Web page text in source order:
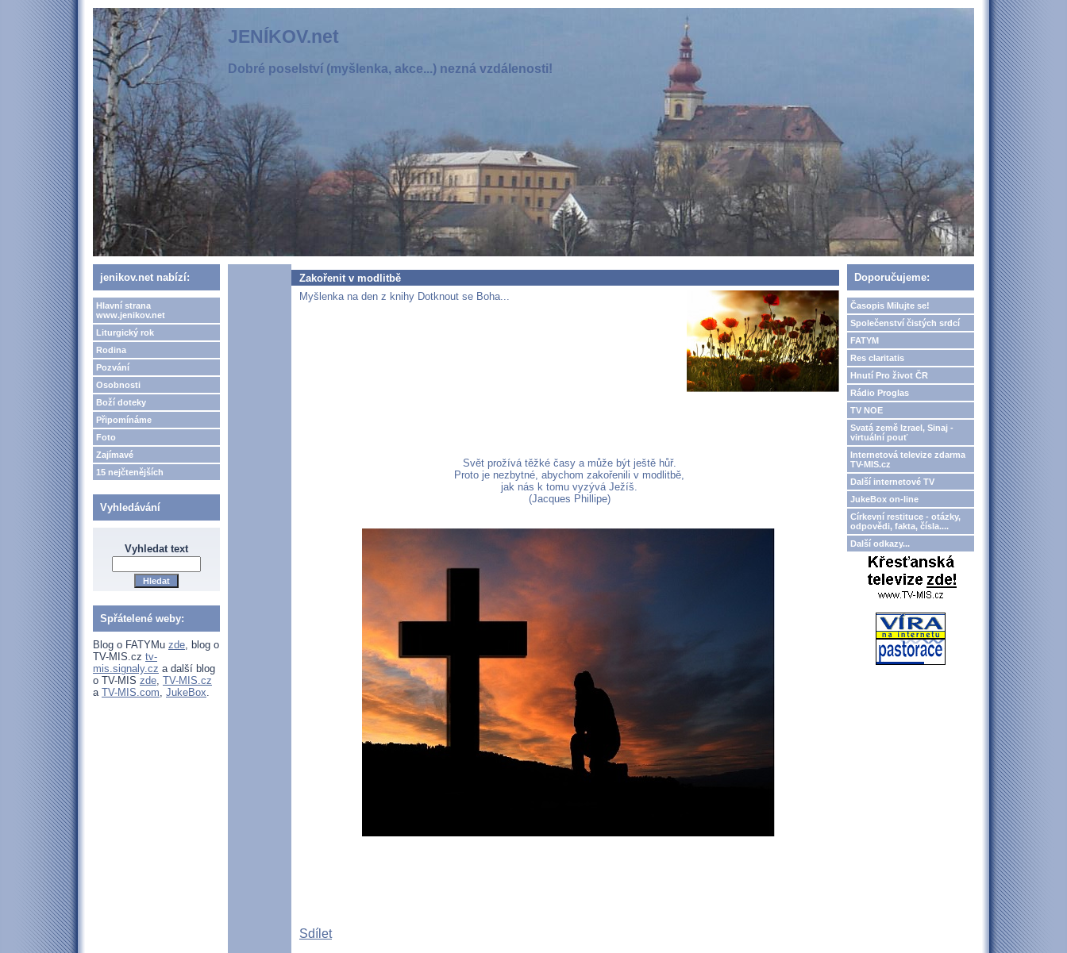
JENÍKOV.net
Dobré poselství (myšlenka, akce...) nezná vzdálenosti!
jenikov.net nabízí:
Hlavní strana
www.jenikov.net
Liturgický rok
Rodina
Pozvání
Osobnosti
Boží doteky
Připomínáme
Foto
Zajímavé
15 nejčtenějších
Vyhledávání
Vyhledat text
Spřátelené weby:
Blog o FATYMu zde, blog o
TV-MIS.cz tv-
mis.signaly.cz a další blog
o TV-MIS zde, TV-MIS.cz
a TV-MIS.com, JukeBox.
Zakořenit v modlitbě
Myšlenka na den z knihy Dotknout se Boha...
Svět prožívá těžké časy a může být ještě hůř.
Proto je nezbytné, abychom zakořenili v modlitbě,
jak nás k tomu vyzývá Ježíš.
(Jacques Phillipe)
Sdílet
Doporučujeme:
Časopis Milujte se!
Společenství čistých srdcí
FATYM
Res claritatis
Hnutí Pro život ČR
Rádio Proglas
TV NOE
Svatá země Izrael, Sinaj -
virtuální pouť
Internetová televize zdarma
TV-MIS.cz
Další internetové TV
JukeBox on-line
Církevní restituce - otázky,
odpovědi, fakta, čísla....
Další odkazy...